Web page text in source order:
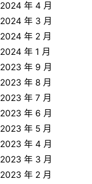
2024 年 4 月
2024 年 3 月
2024 年 2 月
2024 年 1 月
2023 年 9 月
2023 年 8 月
2023 年 7 月
2023 年 6 月
2023 年 5 月
2023 年 4 月
2023 年 3 月
2023 年 2 月